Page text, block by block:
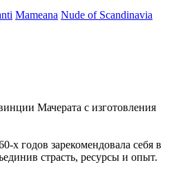
Mameana Nude of Scandinavia
Мачерата с изготовления
х годов зарекомендовала себя в
страсть, ресурсы и опыт.